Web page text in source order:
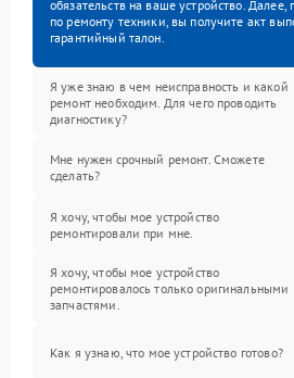
обязательств на ваше устройство.
по ремонту техники, вы получите акт
гарантийный талон.
Я уже знаю в чем неисправность и какой
ремонт необходим. Для чего проводить
диагностику?
Мне нужен срочный ремонт. Сможете
сделать?
Я хочу, чтобы мое устройство
ремонтировали при мне.
Я хочу, чтобы мое устройство
ремонтировалось только оригинальными
запчастями.
Как я узнаю, что мое устройство готово?